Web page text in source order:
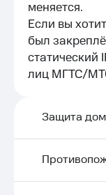
меняется.
Если вы
был
статический
лиц МГТС/
Защита